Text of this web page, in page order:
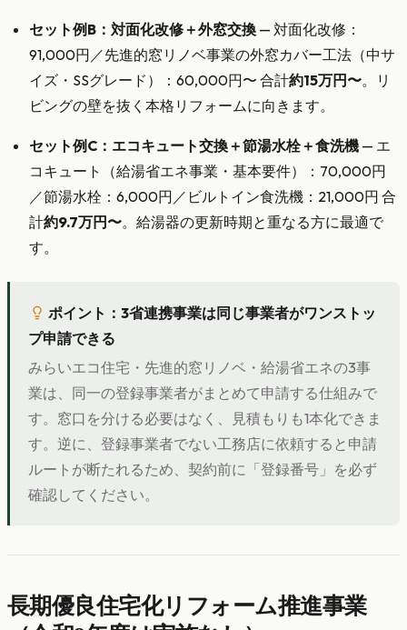
セット例B：対面化改修＋外窓交換 — 対面化改修：
91,000円／先進的窓リノベ事業の外窓カバー工法（中サ
イズ・SSグレード）：60,000円〜 合計約15万円〜。リ
ビングの壁を抜く本格リフォームに向きます。
セット例C：エコキュート交換＋節湯水栓＋食洗機 — エ
コキュート（給湯省エネ事業・基本要件）：70,000円
／節湯水栓：6,000円／ビルトイン食洗機：21,000円 合
計約9.7万円〜。給湯器の更新時期と重なる方に最適で
す。
ポイント：3省連携事業は同じ事業者がワンストッ
プ申請できる
みらいエコ住宅・先進的窓リノベ・給湯省エネの3事
業は、同一の登録事業者がまとめて申請する仕組みで
す。窓口を分ける必要はなく、見積もりも1本化できま
す。逆に、登録事業者でない工務店に依頼すると申請
ルートが断たれるため、契約前に「登録番号」を必ず
確認してください。
長期優良住宅化リフォーム推進事業